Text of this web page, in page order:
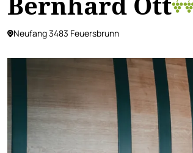
Neufang 3483 Feuersbrunn